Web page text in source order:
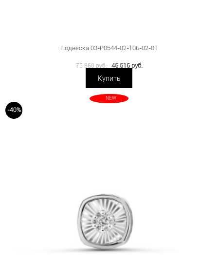
Подвеска 03-P0544-02-106-02-01
75 860 руб. 45 516 руб.
Купить
-40%
NEW